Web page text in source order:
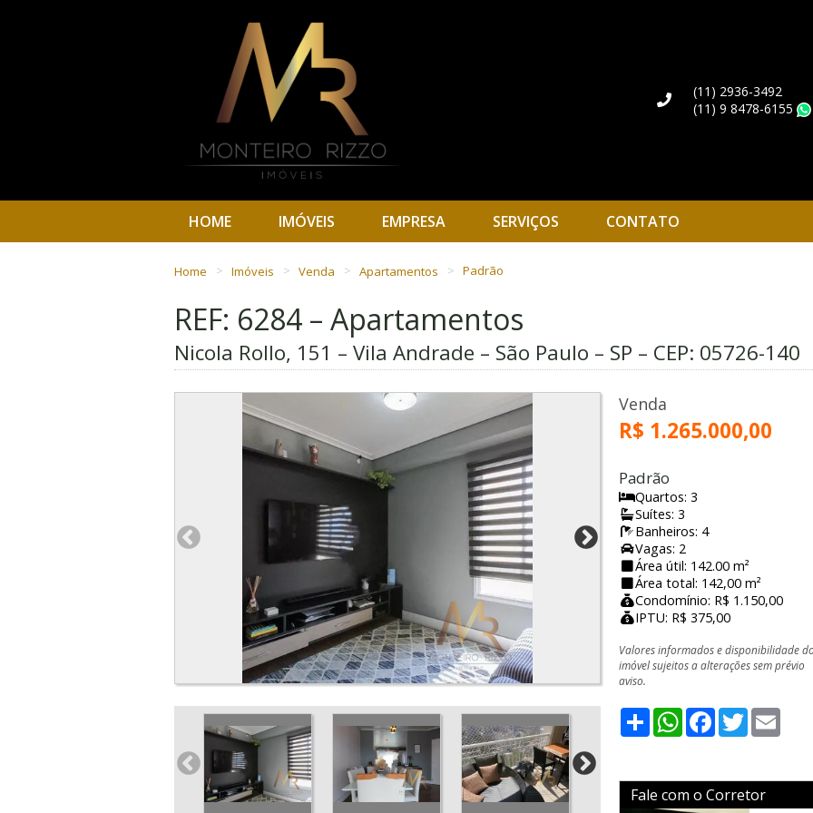
(11) 2936-3492
(11) 9 8478-6155
HOME IMÓVEIS EMPRESA SERVIÇOS CONTATO
Home Imóveis Venda Apartamentos Padrão
REF: 6284 – Apartamentos
Nicola Rollo, 151 – Vila Andrade – São Paulo – SP – CEP: 05726-140
Venda
R$ 1.265.000,00
Padrão
Quartos: 3
Suítes: 3
Banheiros: 4
Vagas: 2
Área útil: 142.00 m²
Área total: 142,00 m²
Condomínio: R$ 1.150,00
IPTU: R$ 375,00
Valores informados e disponibilidade
imóvel sujeitos a alterações sem prévio
aviso.
ShareWhatsApp
Facebook
Twitter
Fale com o Corretor